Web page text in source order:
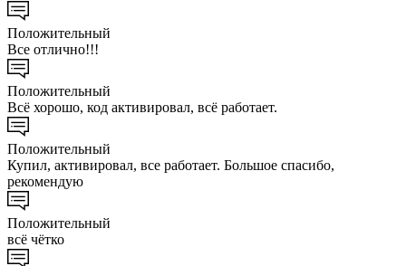
Положительный
Все отлично!!!
Положительный
Всё хорошо, код активировал, всё работает.
Положительный
Купил, активировал, все работает. Большое спасибо,
рекомендую
Положительный
всё чётко